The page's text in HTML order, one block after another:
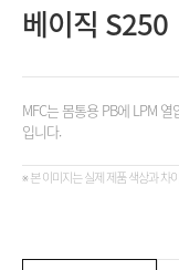
베이직 S250
MFC는 몸통용 PB에 LPM
입니다.
※ 본 이미지는 실제 제품 색상과 차